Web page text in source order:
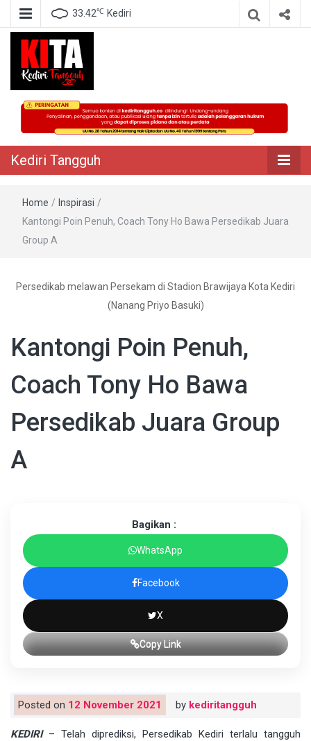
33.42℃ Kediri
Kediri Tangguh
Berita Akurat Terpercaya
Kediri Tangguh
Home / Inspirasi /
Kantongi Poin Penuh, Coach Tony Ho Bawa Persedikab Juara
Group A
Persedikab melawan Persekam di Stadion Brawijaya Kota Kediri
(Nanang Priyo Basuki)
Kantongi Poin Penuh,
Coach Tony Ho Bawa
Persedikab Juara Group
A
Bagikan :
WhatsApp
Facebook
X
Copy Link
Posted on 12 November 2021 by kediritangguh
KEDIRI – Telah diprediksi, Persedikab Kediri terlalu tangguh